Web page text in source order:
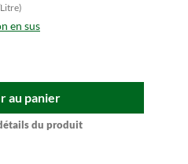
en sus
au panier
du produit